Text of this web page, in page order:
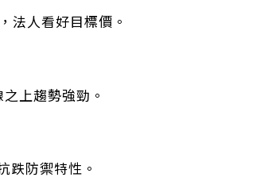
法人看好目標價。
上趨勢強勁。
跌防禦特性。